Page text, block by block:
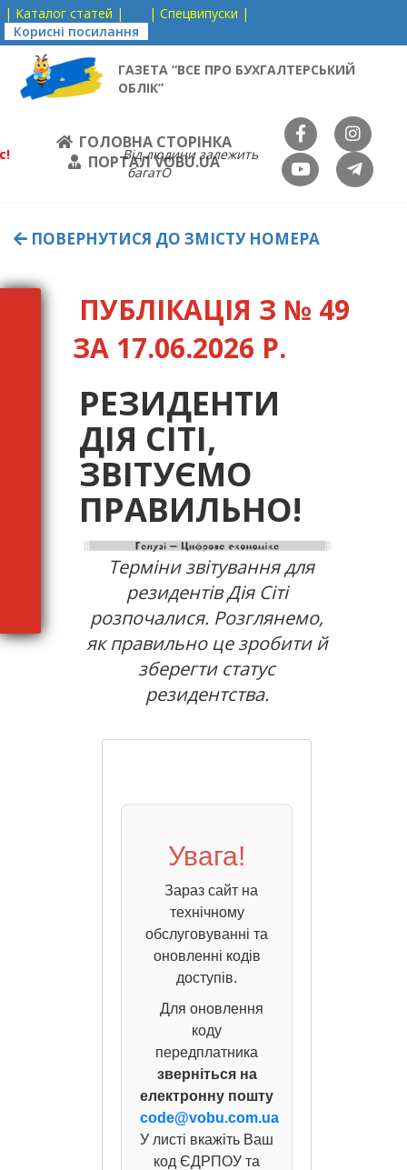
| Каталог статей |
| Спецвипуски |
Корисні посилання
ГАЗЕТА “ВСЕ ПРО БУХГАЛТЕРСЬКИЙ
ОБЛІК”
ГОЛОВНА СТОРІНКА
ПОРТАЛ VOBU.UA
Від людини залежить
багатО
ПОВЕРНУТИСЯ ДО ЗМІСТУ НОМЕРА
ПУБЛІКАЦІЯ З № 49
ЗА 17.06.2026 Р.
РЕЗИДЕНТИ
ДІЯ СІТІ,
ЗВІТУЄМО
ПРАВИЛЬНО!
Терміни звітування для
резидентів Дія Сіті
розпочалися. Розглянемо,
як правильно це зробити й
зберегти статус
резидентства.
Увага!
Зараз сайт на
технічному
обслуговуванні та
оновленні кодів
доступів.
Для оновлення
коду
передплатника
зверніться на
електронну пошту
code@vobu.com.ua
У листі вкажіть Ваш
код ЄДРПОУ та